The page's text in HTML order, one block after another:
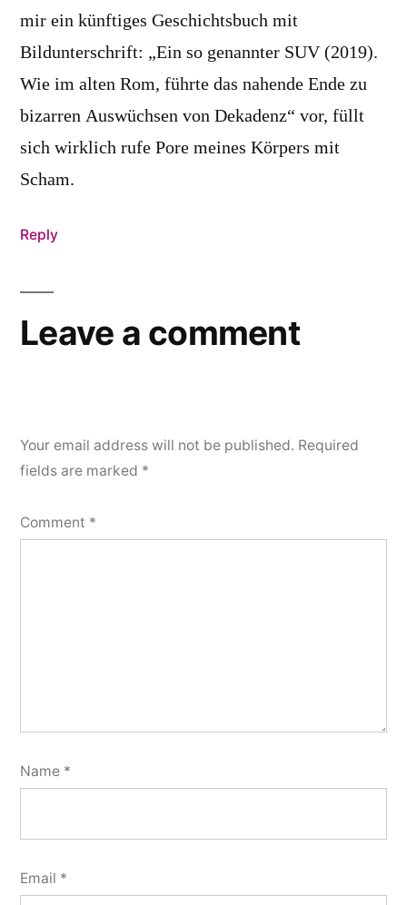
mir ein künftiges Geschichtsbuch mit
Bildunterschrift: „Ein so genannter SUV (2019).
Wie im alten Rom, führte das nahende Ende zu
bizarren Auswüchsen von Dekadenz“ vor, füllt
sich wirklich rufe Pore meines Körpers mit
Scham.
Reply
Leave a comment
Your email address will not be published. Required
fields are marked *
Comment *
Name *
Email *